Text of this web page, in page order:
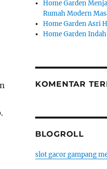
Home Garden
Rumah Modern
Home Garden Asri
Home Garden
KOMENTAR
BLOGROLL
slot gacor gampang